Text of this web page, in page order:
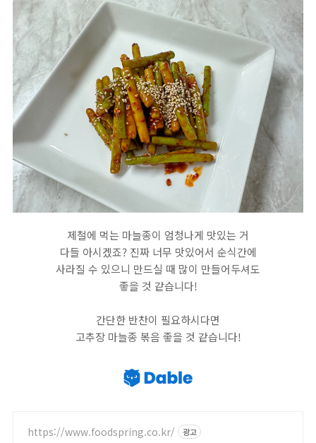
제철에 먹는 마늘종이 엄청나게 맛있는 거
다들 아시겠죠? 진짜 너무 맛있어서 순식간에
사라질 수 있으니 만드실 때 많이 만들어두셔도
좋을 것 같습니다!
간단한 반찬이 필요하시다면
고추장 마늘종 볶음 좋을 것 같습니다!
https://www.foodspring.co.kr/ 광고